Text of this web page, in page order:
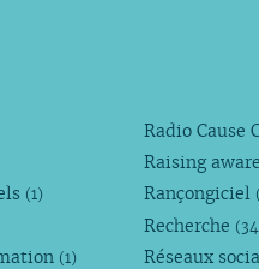
(1)
(1)
Radio Cause
Raising
Rançongiciel
Recherche
Réseaux